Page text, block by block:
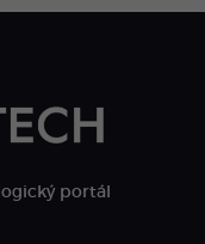
portál